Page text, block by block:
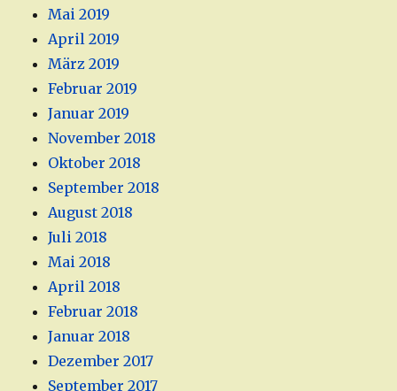
Mai 2019
April 2019
März 2019
Februar 2019
Januar 2019
November 2018
Oktober 2018
September 2018
August 2018
Juli 2018
Mai 2018
April 2018
Februar 2018
Januar 2018
Dezember 2017
September 2017